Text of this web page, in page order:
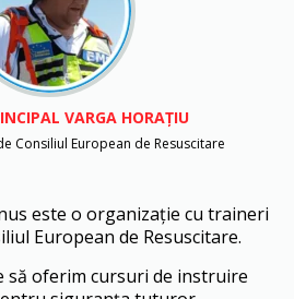
VARGA HORAȚIU
Consiliul European de Resuscitare
este o organizație cu traineri
European de Resuscitare.
să oferim cursuri de instruire